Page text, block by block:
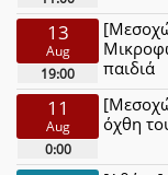
13
Aug
19:00
παιδιά
11
Aug
0:00
όχθη